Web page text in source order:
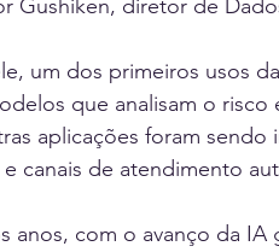
Gushiken, diretor de
um dos primeiros usos
que analisam o
aplicações foram sendo
canais de atendimento
anos, com o avanço da